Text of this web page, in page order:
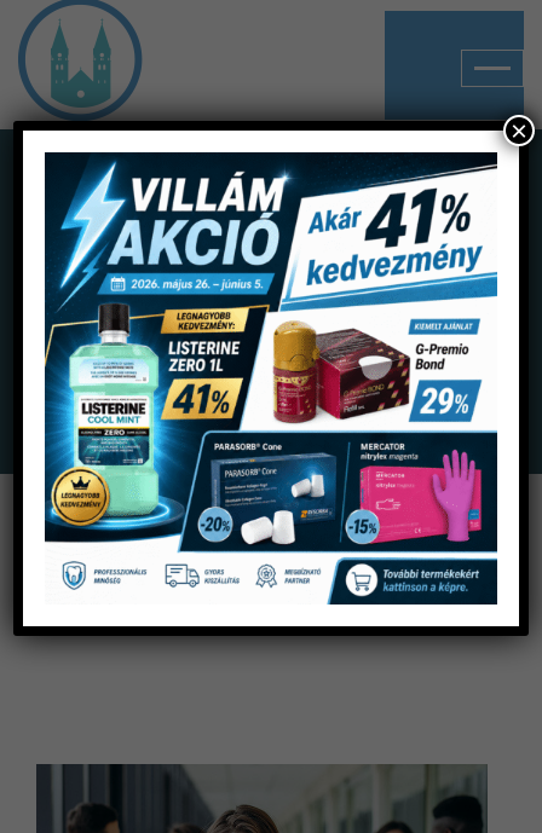
Rólunk
Home Rólunk
×